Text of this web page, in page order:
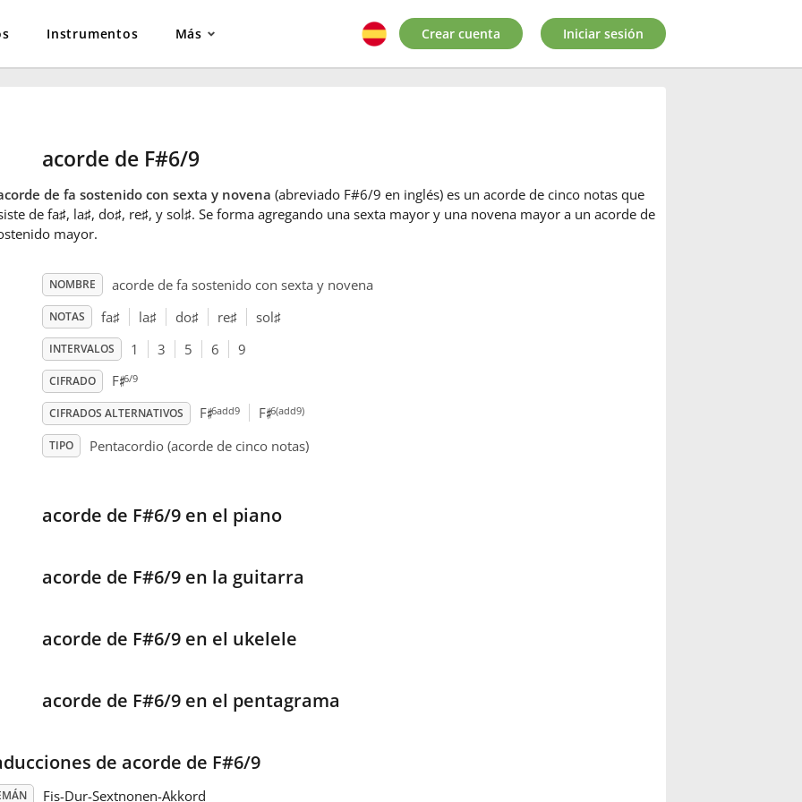
Instrumentos Más Crear cuenta Iniciar sesión
acorde de F#6/9
de fa sostenido con sexta y novena (abreviado F#6/9 en inglés) es un acorde de cinco notas que
de fa♯, la♯, do♯, re♯, y sol♯. Se forma agregando una sexta mayor y una novena mayor a un acorde de
mayor.
NOMBRE acorde de fa sostenido con sexta y novena
NOTAS fa♯ la♯ do♯ re♯ sol♯
INTERVALOS 1 3 5 6 9
CIFRADO F♯6/9
CIFRADOS ALTERNATIVOS F♯6add9 F♯6(add9)
TIPO Pentacordio (acorde de cinco notas)
acorde de F#6/9 en el piano
acorde de F#6/9 en la guitarra
acorde de F#6/9 en el ukelele
acorde de F#6/9 en el pentagrama
de acorde de F#6/9
Fis-Dur-Sextnonen-Akkord